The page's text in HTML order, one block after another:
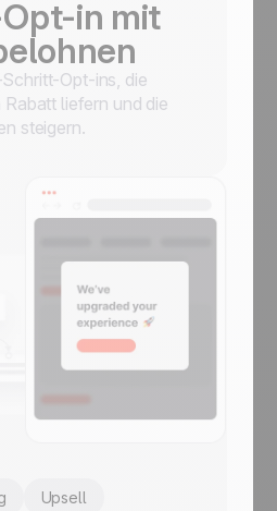
in mit
Opt-ins, die
liefern und die
steigern.
Upsell